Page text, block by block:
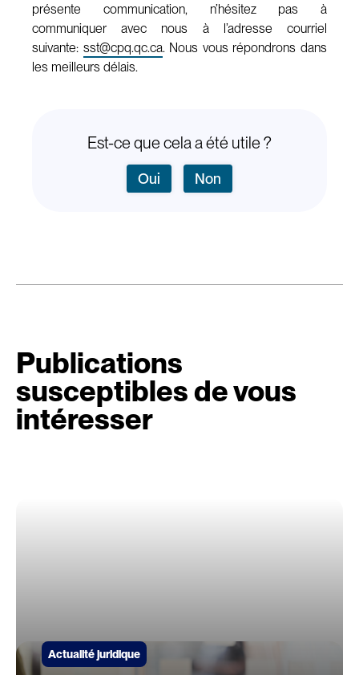
présente communication, n’hésitez pas à
communiquer avec nous à l’adresse courriel
suivante: sst@cpq.qc.ca. Nous vous répondrons dans
les meilleurs délais.
Est-ce que cela a été utile ?
Oui Non
Publications
susceptibles de vous
intéresser
Actualité juridique